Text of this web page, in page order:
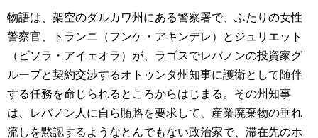
物語は、架空のダルカワ州にある警察署で、ふたりの女性
警察官、トランニ（フンケ・アキンデレ）とジュリエット
（ビソラ・アイェオラ）が、ラゴスでレバノンの投資家グ
ループと契約交渉するオトゥンタ州知事に護衛として随伴
する任務を命じられるところからはじまる。その州知事
は、レバノン人に自ら賄賂を要求して、産業廃棄物の垂れ
流しを黙認するようなとんでもない政治家で、滞在先のホ